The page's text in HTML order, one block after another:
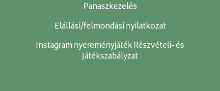
Panaszkezelés
Elállási/felmondási nyilatkozat
Instagram nyereményjáték Részvételi- és
Játékszabályzat